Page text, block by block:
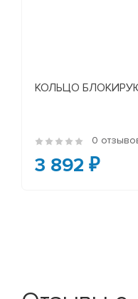
КОЛЬЦО
0
3 892 ₽